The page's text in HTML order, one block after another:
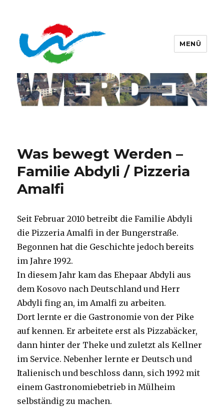
Werdener Werbering e.V.
MENÜ
Was bewegt Werden –
Familie Abdyli / Pizzeria
Amalfi
Seit Februar 2010 betreibt die Familie Abdyli
die Pizzeria Amalfi in der Bungerstraße.
Begonnen hat die Geschichte jedoch bereits
im Jahre 1992.
In diesem Jahr kam das Ehepaar Abdyli aus
dem Kosovo nach Deutschland und Herr
Abdyli fing an, im Amalfi zu arbeiten.
Dort lernte er die Gastronomie von der Pike
auf kennen. Er arbeitete erst als Pizzabäcker,
dann hinter der Theke und zuletzt als Kellner
im Service. Nebenher lernte er Deutsch und
Italienisch und beschloss dann, sich 1992 mit
einem Gastronomiebetrieb in Mülheim
selbständig zu machen.